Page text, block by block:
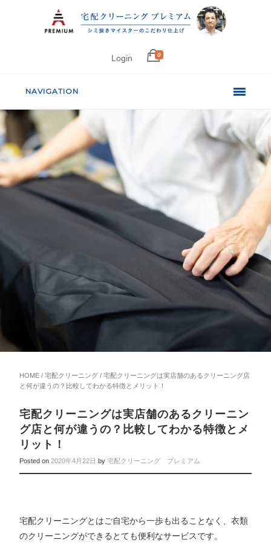
Login 0
NAVIGATION
HOME /宅配クリーニング / 宅配クリーニングは実店舗のあるクリーニング店
と何が違うの？比較してわかる特徴とメリット！
宅配クリーニングは実店舗のあるクリーニン
グ店と何が違うの？比較してわかる特徴とメ
リット！
Posted on2020年4月22日 by宅配クリーニング プレミアム
宅配クリーニングとはご自宅から一歩も出ることなく、衣類
のクリーニングができるとても便利なサービスです。